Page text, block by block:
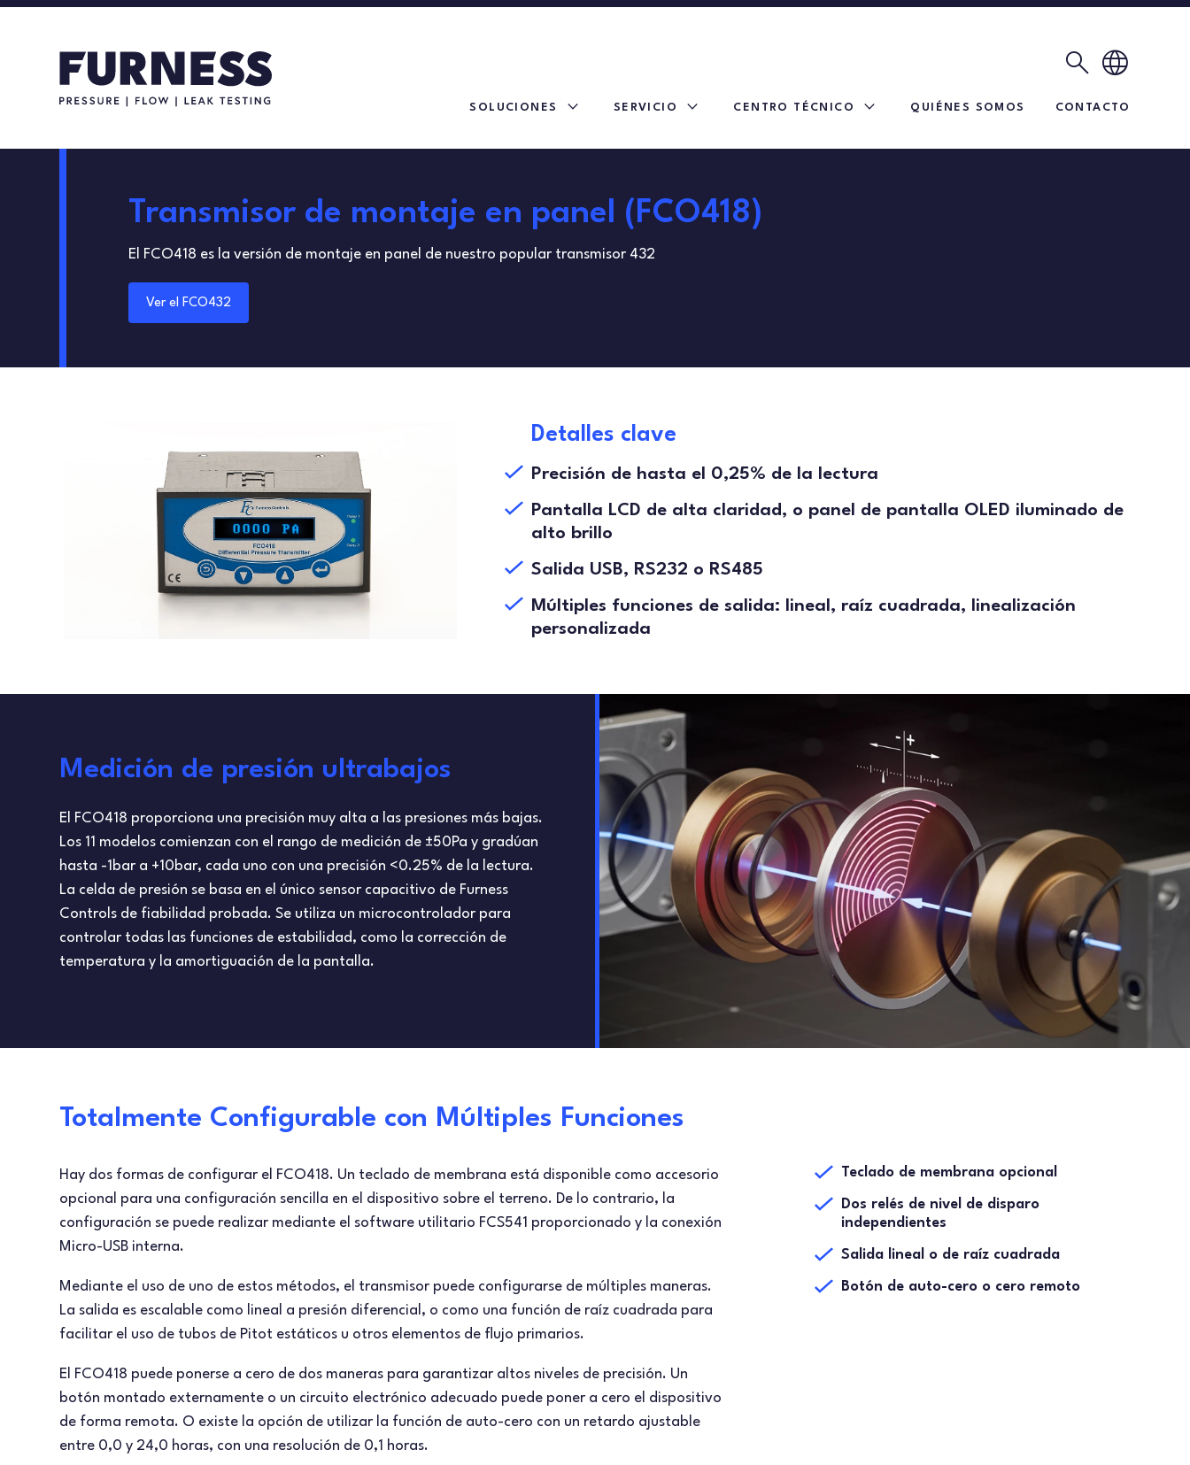
search language
SOLUCIONES expand_more SERVICIO expand_more CENTRO TÉCNICO expand_more QUIÉNES SOMOS CONTACTO
Transmisor de montaje en panel (FCO418)
El FCO418 es la versión de montaje en panel de nuestro popular transmisor 432
Ver el FCO432
Detalles clave
Precisión de hasta el 0,25% de la lectura
Pantalla LCD de alta claridad, o panel de pantalla OLED iluminado de
alto brillo
Salida USB, RS232 o RS485
Múltiples funciones de salida: lineal, raíz cuadrada, linealización
personalizada
Medición de presión ultrabajos
El FCO418 proporciona una precisión muy alta a las presiones más bajas.
Los 11 modelos comienzan con el rango de medición de ±50Pa y gradúan
hasta -1bar a +10bar, cada uno con una precisión <0.25% de la lectura.
La celda de presión se basa en el único sensor capacitivo de Furness
Controls de fiabilidad probada. Se utiliza un microcontrolador para
controlar todas las funciones de estabilidad, como la corrección de
temperatura y la amortiguación de la pantalla.
Totalmente Configurable con Múltiples Funciones
Hay dos formas de configurar el FCO418. Un teclado de membrana está disponible como accesorio
opcional para una configuración sencilla en el dispositivo sobre el terreno. De lo contrario, la
configuración se puede realizar mediante el software utilitario FCS541 proporcionado y la conexión
Micro-USB interna.
Mediante el uso de uno de estos métodos, el transmisor puede configurarse de múltiples maneras.
La salida es escalable como lineal a presión diferencial, o como una función de raíz cuadrada para
facilitar el uso de tubos de Pitot estáticos u otros elementos de flujo primarios.
El FCO418 puede ponerse a cero de dos maneras para garantizar altos niveles de precisión. Un
botón montado externamente o un circuito electrónico adecuado puede poner a cero el dispositivo
de forma remota. O existe la opción de utilizar la función de auto-cero con un retardo ajustable
entre 0,0 y 24,0 horas, con una resolución de 0,1 horas.
Teclado de membrana opcional
Dos relés de nivel de disparo
independientes
Salida lineal o de raíz cuadrada
Botón de auto-cero o cero remoto